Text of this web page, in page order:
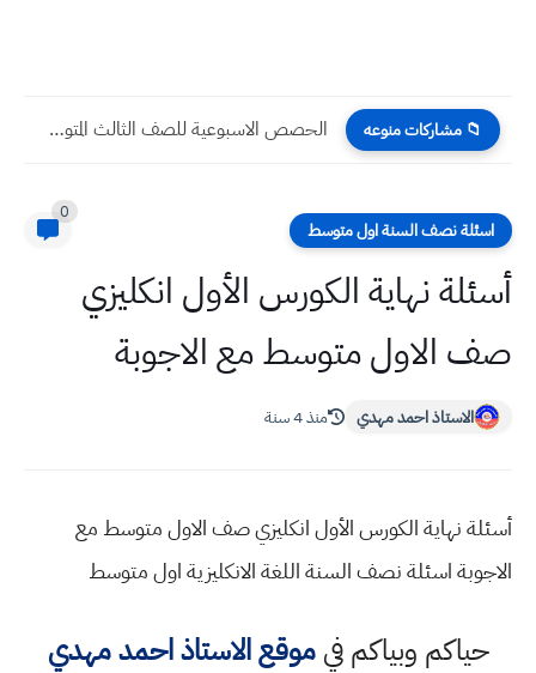
📁 مشاركات منوعه الحصص الاسبوعية للصف الثالث المتوسط للعام الدراسي 2023 جميع المواد
اسئلة نصف السنة اول متوسط
0
أسئلة نهاية الكورس الأول انكليزي
صف الاول متوسط مع الاجوبة
الاستاذ احمد مهدي منذ 4 سنة
أسئلة نهاية الكورس الأول انكليزي صف الاول متوسط مع
الاجوبة اسئلة نصف السنة اللغة الانكليزية اول متوسط
حياكم وبياكم فيموقع الاستاذ احمد مهدي